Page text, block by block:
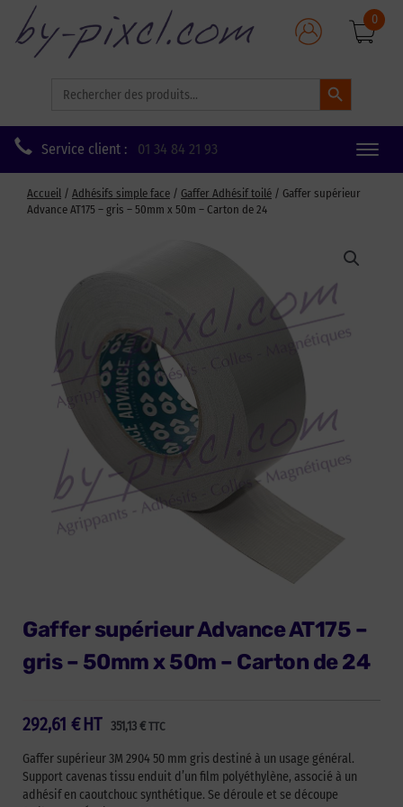
for:
Search Button
0
Service client : 01 34 84 21 93
Toggle
Accueil / Adhésifs simple face / Gaffer Adhésif toilé / Gaffer supérieur
Advance AT175 – gris – 50mm x 50m – Carton de 24
Gaffer supérieur Advance AT175 –
gris – 50mm x 50m – Carton de 24
292,61 € 351,13€ TTC
HT
Gaffer supérieur 3M 2904 50 mm gris destiné à un usage général.
Support cavenas tissu enduit d’un film polyéthylène, associé à un
adhésif en caoutchouc synthétique. Se déroule et se découpe